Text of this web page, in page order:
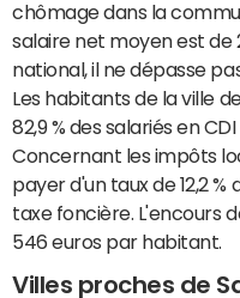
chômage dans la
salaire net moyen est de
national, il ne dépasse
Les habitants de la ville
82,9 % des salariés en
Concernant les impôts
payer d'un taux de 12,2
taxe foncière. L'encours
546 euros par habitant.
Villes proches de